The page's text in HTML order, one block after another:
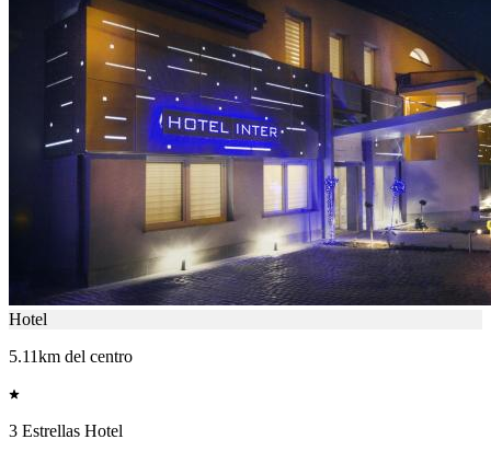
Hotel
5.11km del centro
3 Estrellas Hotel